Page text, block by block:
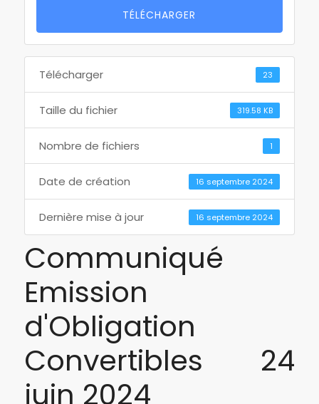
TÉLÉCHARGER
Télécharger 23
Taille du fichier 319.58 KB
Nombre de fichiers 1
Date de création 16 septembre 2024
Dernière mise à jour 16 septembre 2024
Communiqué
Emission
d'Obligation
Convertibles 24
juin 2024